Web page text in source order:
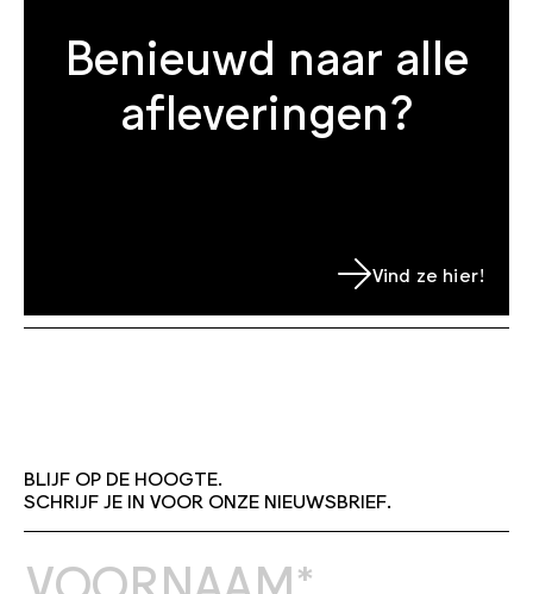
Benieuwd naar alle
afleveringen?
Vind ze hier!
BLIJF OP DE HOOGTE.
SCHRIJF JE IN VOOR ONZE NIEUWSBRIEF.